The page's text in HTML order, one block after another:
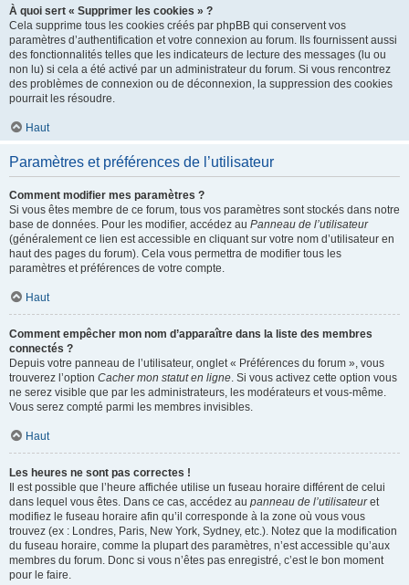
À quoi sert « Supprimer les cookies » ?
Cela supprime tous les cookies créés par phpBB qui conservent vos
paramètres d’authentification et votre connexion au forum. Ils fournissent aussi
des fonctionnalités telles que les indicateurs de lecture des messages (lu ou
non lu) si cela a été activé par un administrateur du forum. Si vous rencontrez
des problèmes de connexion ou de déconnexion, la suppression des cookies
pourrait les résoudre.
Haut
Paramètres et préférences de l’utilisateur
Comment modifier mes paramètres ?
Si vous êtes membre de ce forum, tous vos paramètres sont stockés dans notre
base de données. Pour les modifier, accédez au Panneau de l’utilisateur
(généralement ce lien est accessible en cliquant sur votre nom d’utilisateur en
haut des pages du forum). Cela vous permettra de modifier tous les
paramètres et préférences de votre compte.
Haut
Comment empêcher mon nom d’apparaître dans la liste des membres
connectés ?
Depuis votre panneau de l’utilisateur, onglet « Préférences du forum », vous
trouverez l’option Cacher mon statut en ligne. Si vous activez cette option vous
ne serez visible que par les administrateurs, les modérateurs et vous-même.
Vous serez compté parmi les membres invisibles.
Haut
Les heures ne sont pas correctes !
Il est possible que l’heure affichée utilise un fuseau horaire différent de celui
dans lequel vous êtes. Dans ce cas, accédez au panneau de l’utilisateuret
modifiez le fuseau horaire afin qu’il corresponde à la zone où vous vous
trouvez (ex : Londres, Paris, New York, Sydney, etc.). Notez que la modification
du fuseau horaire, comme la plupart des paramètres, n’est accessible qu’aux
membres du forum. Donc si vous n’êtes pas enregistré, c’est le bon moment
pour le faire.